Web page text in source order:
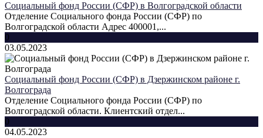
Социальный фонд России (СФР) в Волгоградской области
Отделение Социального фонда России (СФР) по
Волгоградской области Адрес 400001,...
0
03.05.2023
Социальный фонд России (СФР) в Дзержинском районе г.
Волгограда
Отделение Социального фонда России (СФР) по
Волгоградской области. Клиентский отдел...
0
04.05.2023